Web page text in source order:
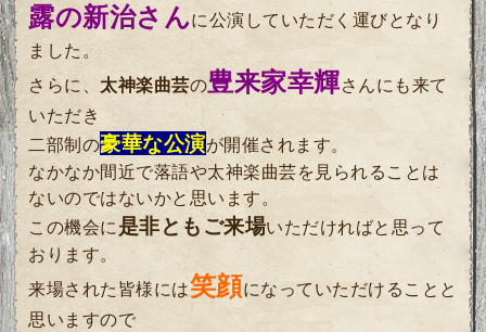
露の新治さんに公演していただく運びとなり
ました。
さらに、 太神楽曲芸の豊来家幸輝さんにも来て
いただき
二部制の豪華な公演が開催されます。
なかなか間近で落語や太神楽曲芸を見られることは
ないのではないかと思います。
この機会に是非ともご来場いただければと思って
おります。
来場された皆様には笑顔になっていただけることと
思いますので